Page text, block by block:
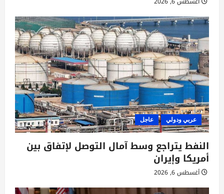
عربي ودولي عاجل
النفط يتراجع وسط آمال التوصل لإتفاق بين
أمريكا وإيران
أغسطس 6, 2026